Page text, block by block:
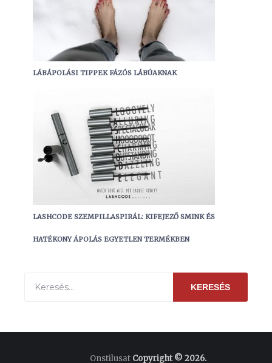
LÁBÁPOLÁSI TIPPEK FÁZÓS LÁBÚAKNAK
LASHCODE SZEMPILLASPIRÁL: KIFEJEZŐ SMINK ÉS
HATÉKONY ÁPOLÁS EGYETLEN TERMÉKBEN
KERESÉS
OnstilusatCopyright © 2026.